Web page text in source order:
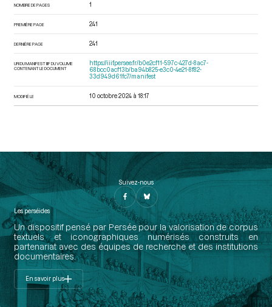
NOMBRE DE PAGES 1
PREMIÈRE PAGE 241
DERNIÈRE PAGE 241
URI DU MANIFEST IIIF DU VOLUME
CONTENANT LE DOCUMENT
https://iiif.persee.fr/b0e2cf11-597c-427d-8ac7-
68bcc0acf13b/ba94b825-e3c0-4e21-8f82-
33d949d61fc7/manifest
MODIFIÉ LE 10 octobre 2024 à 18:17
Suivez-nous
Les perséides
Un dispositif pensé par Persée pour la valorisation de corpus
textuels et iconographiques numérisés construits en
partenariat avec des équipes de recherche et des institutions
documentaires.
En savoir plus